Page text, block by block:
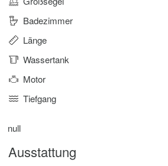
Badezimmer
Länge
Wassertank
Motor
Tiefgang
null
Ausstattung